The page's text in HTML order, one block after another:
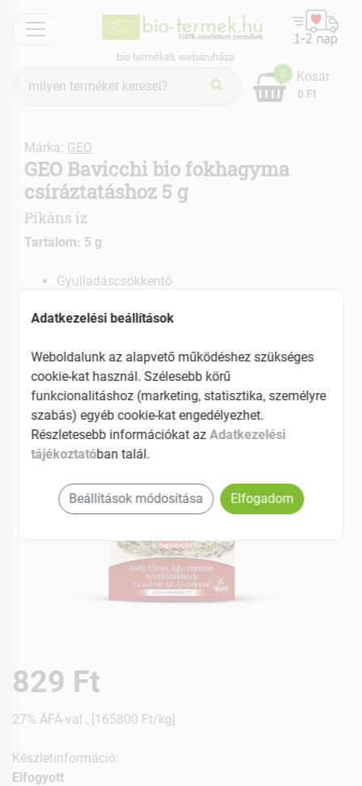
menu
bio termékek webáruháza
keresés
0
0 Ft
Kosár
Márka: GEO
GEO Bavicchi bio fokhagyma
csíráztatáshoz 5 g
Pikáns íz
Tartalom: 5 g
Gyulladáscsökkentő
829 Ft
27% ÁFÁ-val , [165800 Ft/kg]
Készletinformáció:
Elfogyott
Adatkezelési beállítások
Weboldalunk az alapvető működéshez szükséges
cookie-kat használ. Szélesebb körű
funkcionalitáshoz (marketing, statisztika, személyre
szabás) egyéb cookie-kat engedélyezhet.
Részletesebb információkat az Adatkezelési
tájékoztatóban talál.
Beállítások módosítása Elfogadom